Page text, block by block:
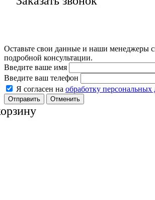
Оставьте свои данные и наши менеджеры
подробной консультации.
Введите ваше имя
Введите ваш телефон
Я согласен на обработку
Отменить